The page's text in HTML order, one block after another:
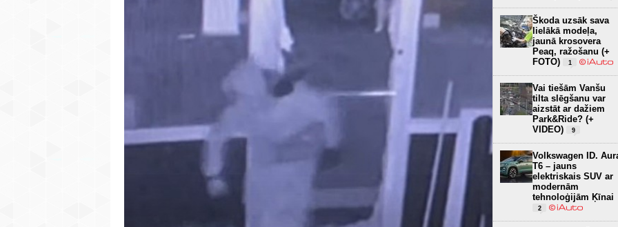
Škoda uzsāk sava
lielākā modeļa,
jaunā krosovera
Peaq, ražošanu (+
FOTO)
1
Vai tiešām Vanšu
tilta slēgšanu var
aizstāt ar dažiem
Park&Ride? (+
VIDEO)
9
Volkswagen ID.
T6 – jauns
elektriskais SUV ar
modernām
tehnoloģijām Ķīnai
2